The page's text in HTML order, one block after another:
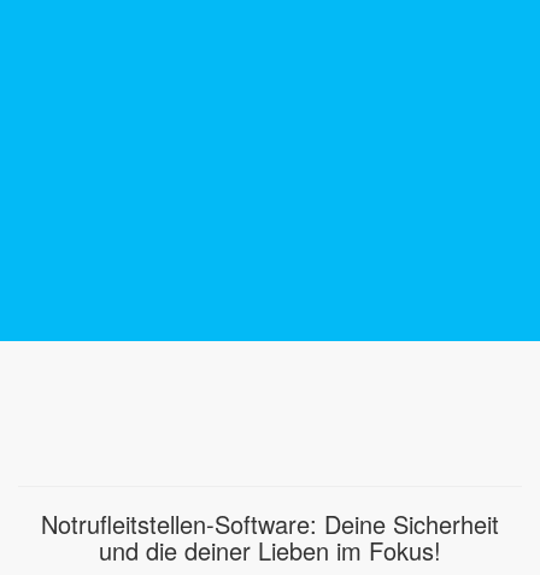
Notrufleitstellen-Software: Deine Sicherheit
und die deiner Lieben im Fokus!